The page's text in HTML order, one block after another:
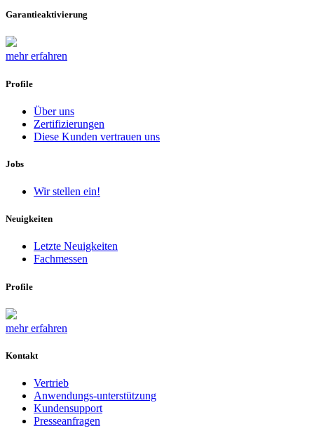
Garantieaktivierung
mehr erfahren
Profile
Über uns
Zertifizierungen
Diese Kunden vertrauen uns
Jobs
Wir stellen ein!
Neuigkeiten
Letzte Neuigkeiten
Fachmessen
Profile
mehr erfahren
Kontakt
Vertrieb
Anwendungs-unterstützung
Kundensupport
Presseanfragen